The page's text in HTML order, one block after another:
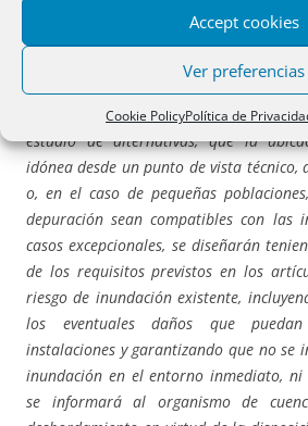
Accept cookies
Ver preferencias
Cookie PolicyPolítica de
normativa sectorial correspondiente
destinadas al alojamiento en los
vinculados. d) Depuradoras de aguas
en aquellos casos en los que se
estudio de alternativas, que la
idónea desde un punto de vista técnico,
o, en el caso de pequeñas
depuración sean compatibles con las
casos excepcionales, se diseñarán
de los requisitos previstos en los
riesgo de inundación existente,
los eventuales daños que
instalaciones y garantizando que no se
inundación en el entorno inmediato, ni
se informará al organismo de